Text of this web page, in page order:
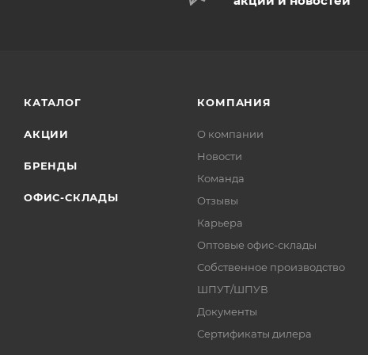
КАТАЛОГ
АКЦИИ
БРЕНДЫ
ОФИС-СКЛАДЫ
КОМПАНИЯ
О компании
Новости
Команда
Отзывы
Карьера
Оптовые офис-склады
Собственное производство
ШПУТ/ШПУВ
Документы
Сертификаты дилера